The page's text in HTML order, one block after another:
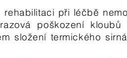
při léčbě
poškození
složení termického